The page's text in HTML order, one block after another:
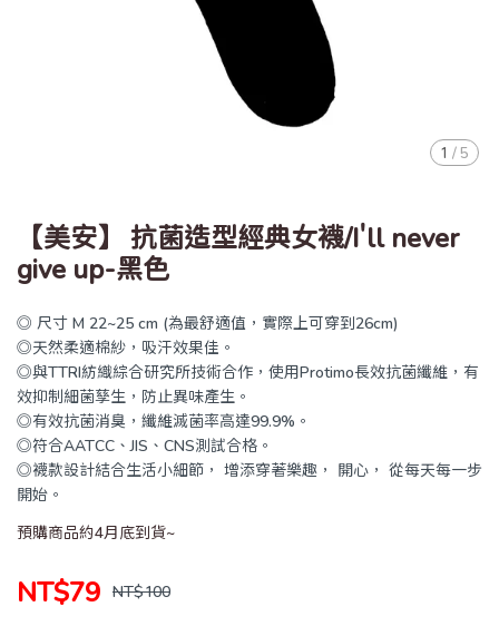
1 / 5
【美安】 抗菌造型經典女襪/I'll never
give up-黑色
◎ 尺寸 M 22~25 cm (為最舒適值，實際上可穿到26cm)
◎天然柔適棉紗，吸汗效果佳。
◎與TTRI紡織綜合研究所技術合作，使用Protimo長效抗菌纖維，有
效抑制細菌孳生，防止異味產生。
◎有效抗菌消臭，纖維滅菌率高達99.9%。
◎符合AATCC、JIS、CNS測試合格。
◎襪款設計結合生活小細節， 增添穿著樂趣， 開心， 從每天每一步
開始。
預購商品約4月底到貨~
NT$79 NT$100